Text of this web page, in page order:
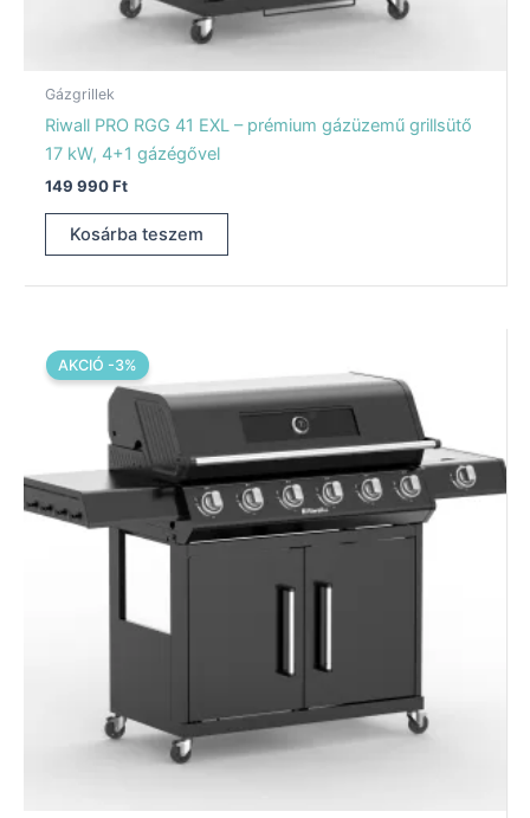
Gázgrillek
Riwall PRO RGG 41 EXL – prémium gázüzemű grillsütő
17 kW, 4+1 gázégővel
149 990Ft
Kosárba teszem
AKCIÓ -3%price
was:
184
990 Ft.
179
990 Ft.